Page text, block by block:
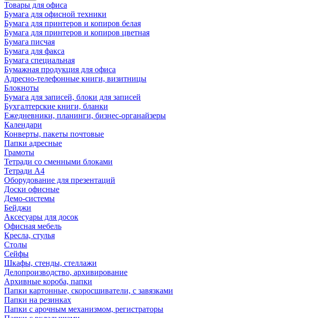
Товары для офиса
Бумага для офисной техники
Бумага для принтеров и копиров белая
Бумага для принтеров и копиров цветная
Бумага писчая
Бумага для факса
Бумага специальная
Бумажная продукция для офиса
Адресно-телефонные книги, визитницы
Блокноты
Бумага для записей, блоки для записей
Бухгалтерские книги, бланки
Ежедневники, планинги, бизнес-органайзеры
Календари
Конверты, пакеты почтовые
Папки адресные
Грамоты
Тетради со сменными блоками
Тетради А4
Оборудование для презентаций
Доски офисные
Демо-системы
Бейджи
Аксесуары для досок
Офисная мебель
Кресла, стулья
Столы
Сейфы
Шкафы, стенды, стеллажи
Делопроизводство, архивирование
Архивные короба, папки
Папки картонные, скоросшиватели, с завязками
Папки на резинках
Папки с арочным механизмом, регистраторы